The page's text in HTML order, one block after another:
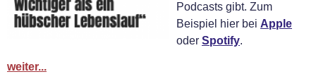
Podcasts gibt. Zum
Beispiel hier bei Apple
oder Spotify.
weiter...